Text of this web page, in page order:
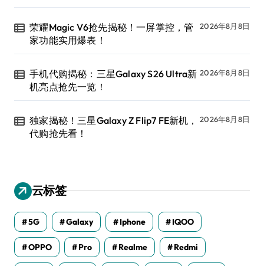
荣耀Magic V6抢先揭秘！一屏掌控，管
家功能实用爆表！
2026年8月8日
手机代购揭秘：三星Galaxy S26 Ultra新
机亮点抢先一览！
2026年8月8日
独家揭秘！三星Galaxy Z Flip7 FE新机，
代购抢先看！
2026年8月8日
云标签
5G Galaxy Iphone IQOO
OPPO Pro Realme Redmi